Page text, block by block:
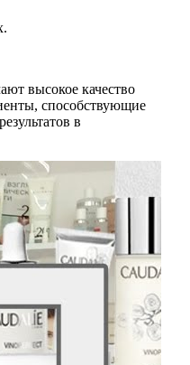
высокое качество
способствующие
в